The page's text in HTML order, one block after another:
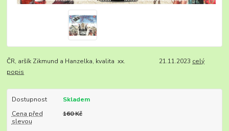
ČR, aršík Zikmund a Hanzelka, kvalita xx. 21.11.2023 celý
popis
Dostupnost
Skladem
Cena před
slevou
160 Kč